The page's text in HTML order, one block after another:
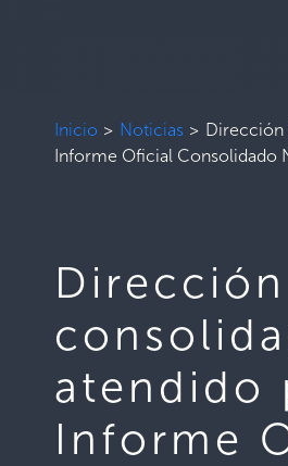
Inicio > Noticias> Dirección
Informe Oficial Consolidado
atendido
Informe